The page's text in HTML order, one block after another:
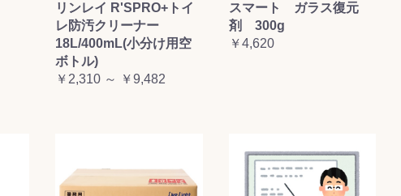
リンレイ R'SPRO+トイ
レ防汚クリーナー
18L/400mL(小分け用空
ボトル)
￥2,310 ～ ￥9,482
スマート ガラス復元
剤 300g
￥4,620